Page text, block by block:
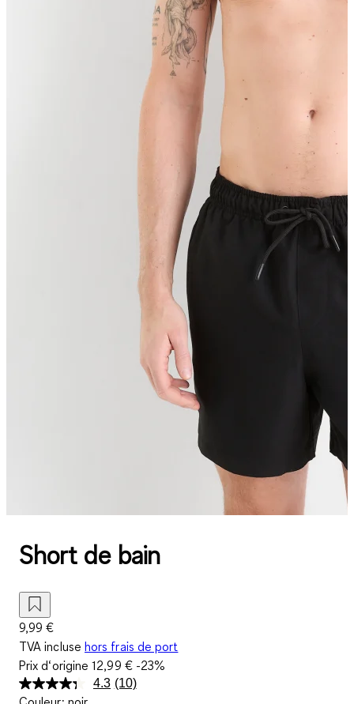
Short de bain
9,99 €
TVA incluse hors frais de port
Prix d‘origine12,99 €-23%
4.3 Lire
(10)